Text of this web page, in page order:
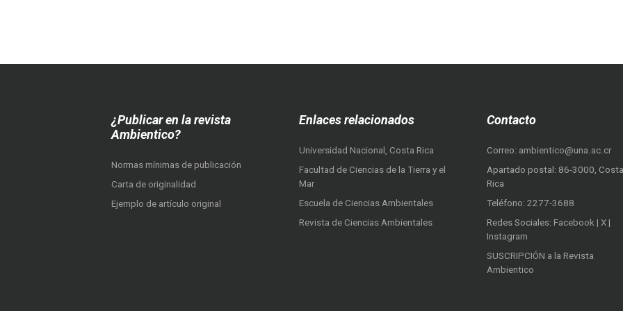
¿Publicar en la revista
Ambientico?
Normas mínimas de publicación
Carta de originalidad
Ejemplo de artículo original
Enlaces relacionados
Universidad Nacional, Costa Rica
Facultad de Ciencias de la Tierra y el
Mar
Escuela de Ciencias Ambientales
Revista de Ciencias Ambientales
Contacto
Correo: ambientico@una.ac.cr
Apartado postal: 86-3000, Costa
Rica
Teléfono: 2277-3688
Redes Sociales: Facebook | X |
Instagram
SUSCRIPCIÓN a la Revista
Ambientico